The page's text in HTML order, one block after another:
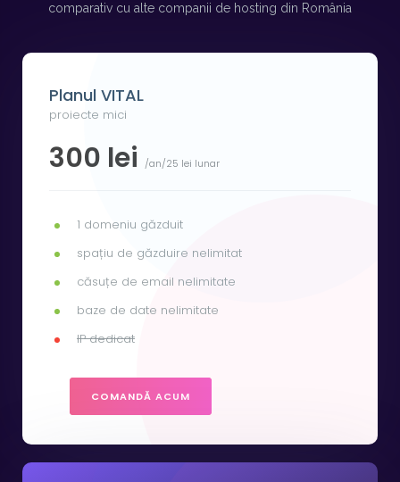
comparativ cu alte companii de hosting din România
Planul VITAL
proiecte mici
300 lei /an/25 lei lunar
1 domeniu găzduit
spațiu de găzduire nelimitat
căsuțe de email nelimitate
baze de date nelimitate
IP dedicat
COMANDĂ ACUM